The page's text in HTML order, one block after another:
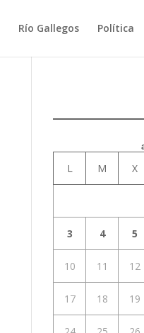
Río Gallegos Política
L M X
3 4 5
10 11 12
17 18 19